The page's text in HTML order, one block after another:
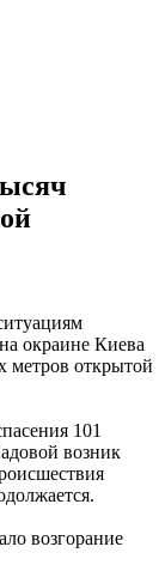
окраине Киева
метров открытой
101
возник
возгорание